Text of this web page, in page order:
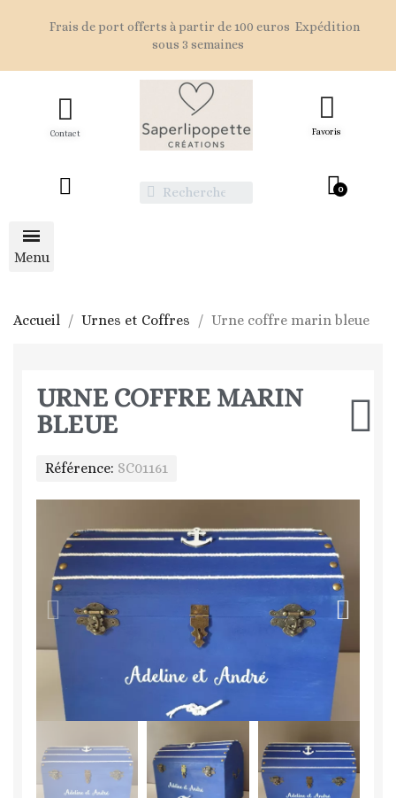
Frais de port offerts à partir de 100 euros Expédition
sous 3 semaines
Contact Favoris
Accueil Urnes et Coffres Urne coffre marin bleue
URNE COFFRE MARIN
BLEUE
Référence SC01161